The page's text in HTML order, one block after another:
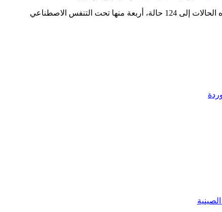
وبلغ مجموع الحالات النشطة 2284 حالة، فيما بلغ عدد الحالات الخطيرة أو الحرجة الجديدة 2 حالات خلال الـ24 ساعة الأخيرة، ليصل مجموع هذه الحالات إلى 124 حالة، أربعة منها تحت التنفس الاصطناعي